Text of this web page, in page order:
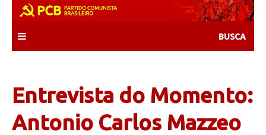
content
Entrevista do Momento:
Antonio Carlos Mazzeo